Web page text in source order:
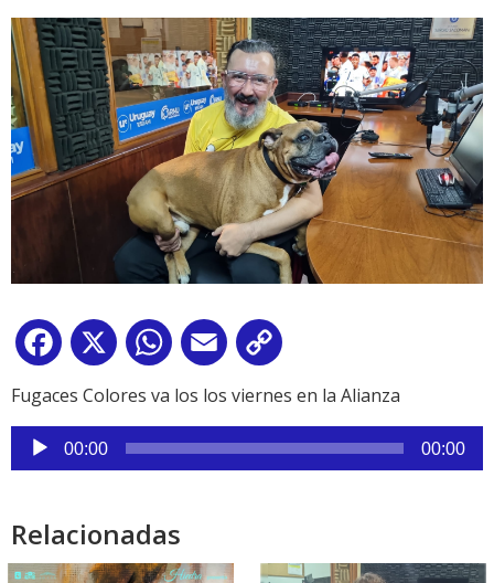
Facebook
X WhatsApp
Email
Link
Fugaces Colores va los los viernes en la Alianza
Reproductor
de
00:00 00:00
Relacionadas